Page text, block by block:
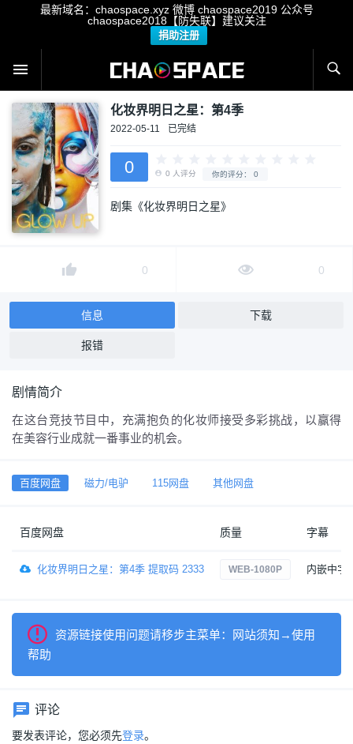
最新域名：chaospace.xyz 微博 chaospace2019 公众号
chaospace2018【防失联】建议关注
捐助注册
化妆界明日之星：第4季
2022-05-11 已完结
0
剧集《化妆界明日之星》
0 0
信息 下载
报错
剧情简介
在这台竞技节目中，充满抱负的化妆师接受多彩挑战，以赢得
在美容行业成就一番事业的机会。
百度网盘 磁力/电驴 115网盘 其他网盘
百度网盘 质量 字幕
化妆界明日之星：第4季 提取码 2333 WEB-1080P 内嵌中字
资源链接使用问题请移步主菜单：网站须知→使用
帮助
评论
要发表评论，您必须先登录。